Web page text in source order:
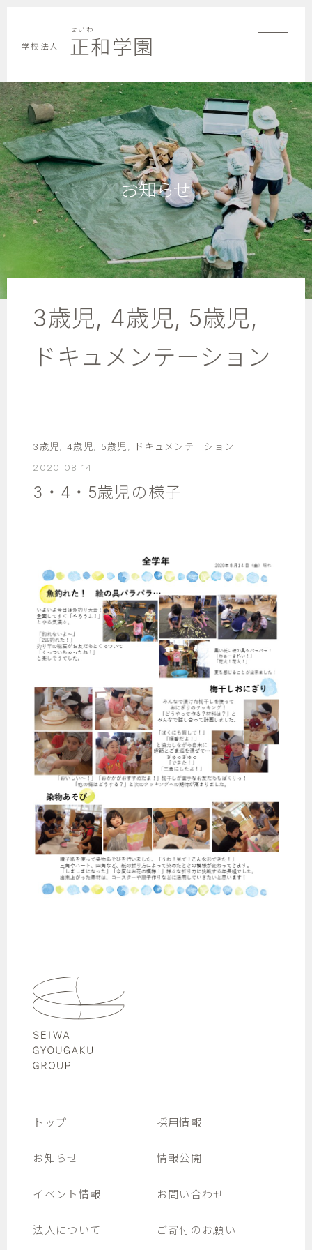
学校法人
せいわ
正和学園
お知らせ
3歳児, 4歳児, 5歳児,
ドキュメンテーション
3歳児 ,4歳児 5歳児
ドキュメンテーション
2020 08 14
3・4・5歳児の様子
トップ
お知らせ
イベント情報
法人について
採用情報
情報公開
お問い合わせ
ご寄付のお願い